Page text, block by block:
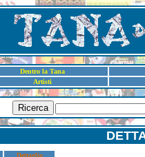
Dentro la Tana
Artisti
Ricerca
Dettaglio